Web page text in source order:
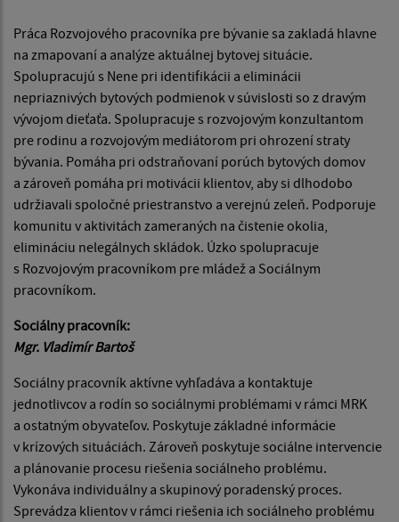
Práca Rozvojového pracovníka pre bývanie sa zakladá hlavne
na zmapovaní a analýze aktuálnej bytovej situácie.
Spolupracujú s Nene pri identifikácii a eliminácii
nepriaznivých bytových podmienok v súvislosti so z dravým
vývojom dieťaťa. Spolupracuje s rozvojovým konzultantom
pre rodinu a rozvojovým mediátorom pri ohrození straty
bývania. Pomáha pri odstraňovaní porúch bytových domov
a zároveň pomáha pri motivácii klientov, aby si dlhodobo
udržiavali spoločné priestranstvo a verejnú zeleň. Podporuje
komunitu v aktivitách zameraných na čistenie okolia,
elimináciu nelegálnych skládok. Úzko spolupracuje
s Rozvojovým pracovníkom pre mládež a Sociálnym
pracovníkom.
Sociálny pracovník:
Mgr. Vladimír Bartoš
Sociálny pracovník aktívne vyhľadáva a kontaktuje
jednotlivcov a rodín so sociálnymi problémami v rámci MRK
a ostatným obyvateľov. Poskytuje základné informácie
v krízových situáciách. Zároveň poskytuje sociálne intervencie
a plánovanie procesu riešenia sociálneho problému.
Vykonáva individuálny a skupinový poradenský proces.
Sprevádza klientov v rámci riešenia ich sociálneho problému